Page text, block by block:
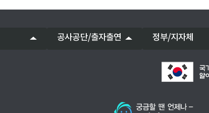
공사공단/출자출연 정부/지자체